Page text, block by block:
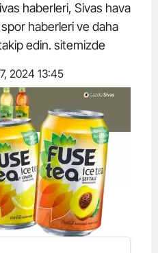
haberleri, Sivas hava
haberleri ve daha
edin. sitemizde
2024 13:45